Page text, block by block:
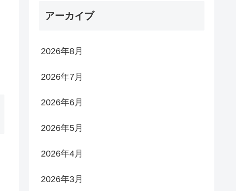
アーカイブ
2026年8月
2026年7月
2026年6月
2026年5月
2026年4月
2026年3月